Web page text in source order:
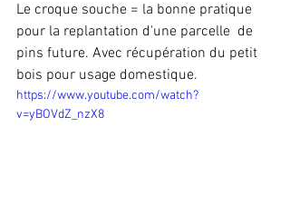
Le croque souche = la bonne pratique
pour la replantation d'une parcelle  de
pins future. Avec récupération du petit
bois pour usage domestique.
https://www.youtube.com/watch?
v=yBOVdZ_nzX8